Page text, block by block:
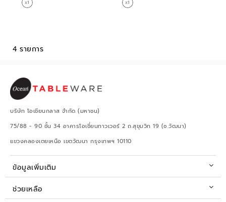
4 รายการ
บริษัท โอเชียนกลาส จำกัด (มหาชน)
75/88 - 90 ชั้น 34 อาคารโอเชี่ยนทาวเวอร์ 2 ถ.สุขุมวิท 19 (ซ.วัฒนา)
แขวงคลองเตยเหนือ เขตวัฒนา กรุงเทพฯ 10110
ข้อมูลเพิ่มเติม
ช่วยเหลือ